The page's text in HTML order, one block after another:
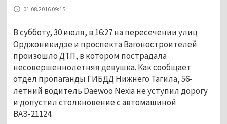
01.08.2016 09:15
В субботу, 30 июля, в 16:27 на пересечении улиц
Орджоникидзе и проспекта Вагоностроителей
произошло ДТП, в котором пострадала
несовершеннолетняя девушка. Как сообщает
отдел пропаганды ГИБДД Нижнего Тагила, 56-
летний водитель Daewoo Nexia не уступил дорогу
и допустил столкновение с автомашиной
ВАЗ-21124.